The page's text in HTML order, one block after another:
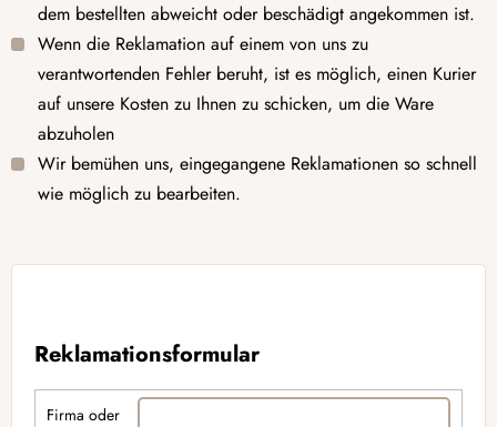
dem bestellten abweicht oder beschädigt angekommen ist.
Wenn die Reklamation auf einem von uns zu
verantwortenden Fehler beruht, ist es möglich, einen Kurier
auf unsere Kosten zu Ihnen zu schicken, um die Ware
abzuholen
Wir bemühen uns, eingegangene Reklamationen so schnell
wie möglich zu bearbeiten.
Reklamationsformular
Firma oder